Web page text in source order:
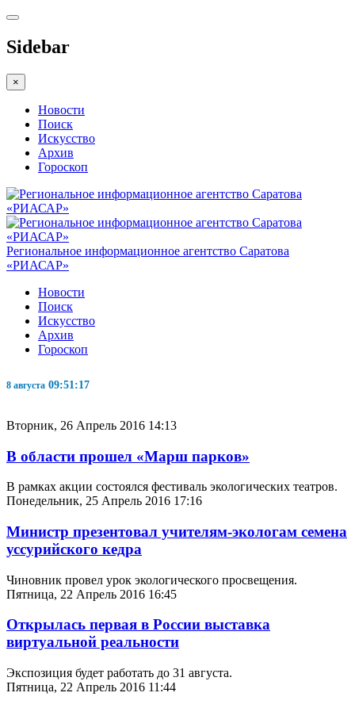
Sidebar
×
Новости
Поиск
Искусство
Архив
Гороскоп
Региональное информационное агентство Саратова
«РИАСАР»
Новости
Поиск
Искусство
Архив
Гороскоп
8 августа 09:51:17
Вторник, 26 Апрель 2016 14:13
В области прошел «Марш парков»
В рамках акции состоялся фестиваль экологических театров.
Понедельник, 25 Апрель 2016 17:16
Министр презентовал учителям-экологам семена
уссурийского кедра
Чиновник провел урок экологического просвещения.
Пятница, 22 Апрель 2016 16:45
Открылась первая в России выставка
виртуальной реальности
Экспозиция будет работать до 31 августа.
Пятница, 22 Апрель 2016 11:44